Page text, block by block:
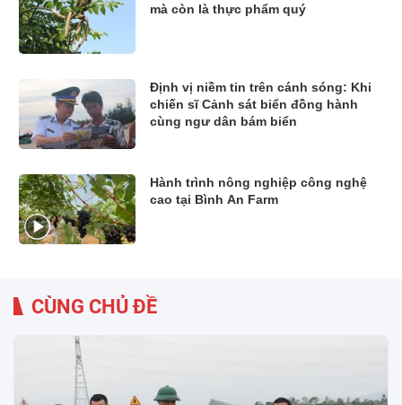
mà còn là thực phẩm quý
Định vị niềm tin trên cánh sóng: Khi
chiến sĩ Cảnh sát biển đồng hành
cùng ngư dân bám biển
Hành trình nông nghiệp công nghệ
cao tại Bình An Farm
CÙNG CHỦ ĐỀ